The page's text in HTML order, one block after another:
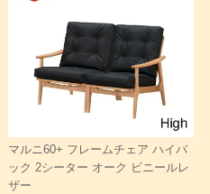
マルニ60+ フレームチェア ハイバ
ック 2シーター オーク ビニールレ
ザー